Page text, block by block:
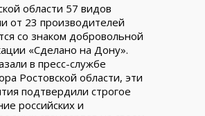
области 57 видов
от 23 производителей
со знаком добровольной
«Сделано на Дону».
в пресс-службе
Ростовской области, эти
подтвердили строгое
российских и